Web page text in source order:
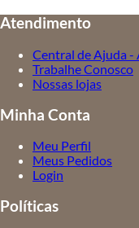
Atendimento
Central de Ajuda -
Trabalhe Conosco
Nossas lojas
Minha Conta
Meu Perfil
Meus Pedidos
Login
Políticas